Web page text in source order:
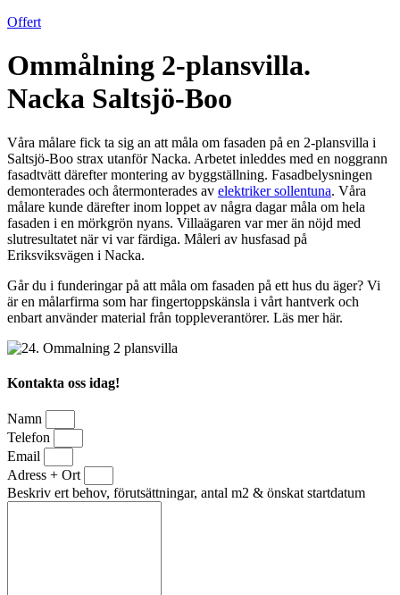
Offert
Ommålning 2-plansvilla.
Nacka Saltsjö-Boo
Våra målare fick ta sig an att måla om fasaden på en 2-plansvilla i
Saltsjö-Boo strax utanför Nacka. Arbetet inleddes med en noggrann
fasadtvätt därefter montering av byggställning. Fasadbelysningen
demonterades och återmonterades av elektriker sollentuna. Våra
målare kunde därefter inom loppet av några dagar måla om hela
fasaden i en mörkgrön nyans. Villaägaren var mer än nöjd med
slutresultatet när vi var färdiga. Måleri av husfasad på
Eriksviksvägen i Nacka.
Går du i funderingar på att måla om fasaden på ett hus du äger? Vi
är en målarfirma som har fingertoppskänsla i vårt hantverk och
enbart använder material från toppleverantörer. Läs mer här.
Kontakta oss idag!
Namn
Telefon
Email
Adress + Ort
Beskriv ert behov, förutsättningar, antal m2 & önskat startdatum